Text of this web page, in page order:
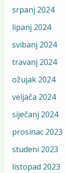
srpanj 2024
lipanj 2024
svibanj 2024
travanj 2024
ožujak 2024
veljača 2024
siječanj 2024
prosinac 2023
studeni 2023
listopad 2023